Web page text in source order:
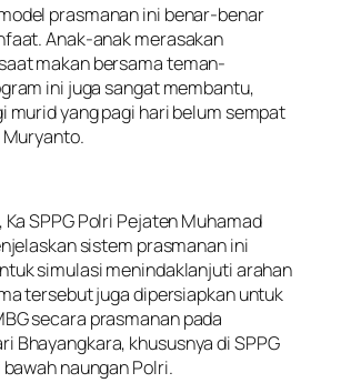
prasmanan ini benar-benar
Anak-anak merasakan
makan bersama teman-
ini juga sangat membantu,
murid yang pagi hari belum sempat
Muryanto.
SPPG Polri Pejaten Muhamad
sistem prasmanan ini
simulasi menindaklanjuti arahan
tersebut juga dipersiapkan untuk
secara prasmanan pada
Bhayangkara, khususnya di SPPG
naungan Polri.